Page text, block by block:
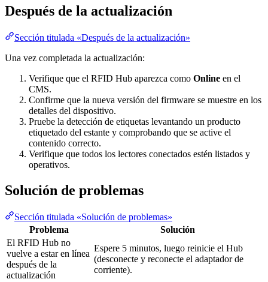
Después de la actualización
Sección titulada «Después de la actualización»
Una vez completada la actualización:
Verifique que el RFID Hub aparezca como Online en el
CMS.
Confirme que la nueva versión del firmware se muestre en los
detalles del dispositivo.
Pruebe la detección de etiquetas levantando un producto
etiquetado del estante y comprobando que se active el
contenido correcto.
Verifique que todos los lectores conectados estén listados y
operativos.
Solución de problemas
Sección titulada «Solución de problemas»
Problema
Solución
El RFID Hub no
vuelve a estar en línea
después de la
actualización
Espere 5 minutos, luego reinicie el Hub
(desconecte y reconecte el adaptador de
corriente).